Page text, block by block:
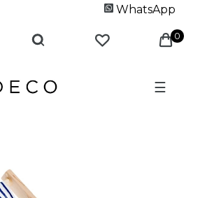
WhatsApp
0
☰